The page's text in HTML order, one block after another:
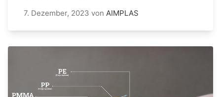
7. Dezember, 2023 von AIMPLAS